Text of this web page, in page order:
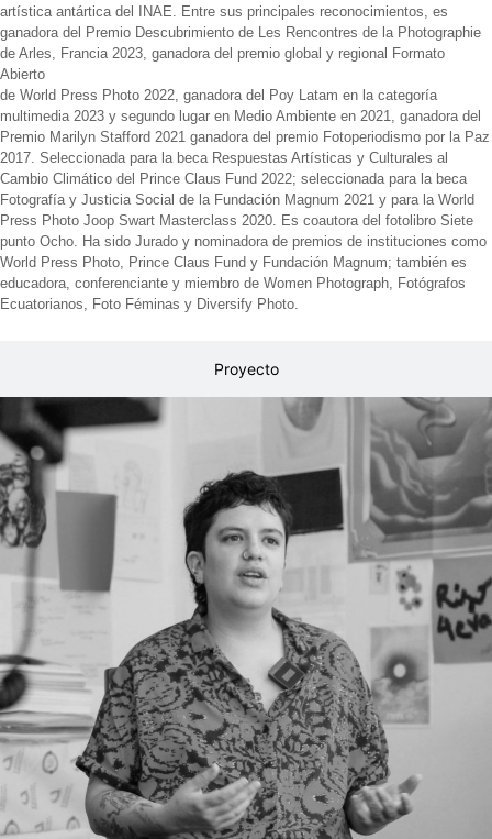
Proyecto
artística antártica del INAE. Entre sus principales reconocimientos, es
ganadora del Premio Descubrimiento de Les Rencontres de la Photographie
de Arles, Francia 2023, ganadora del premio global y regional Formato
Abierto
de World Press Photo 2022, ganadora del Poy Latam en la categoría
multimedia 2023 y segundo lugar en Medio Ambiente en 2021, ganadora del
Premio Marilyn Stafford 2021 ganadora del premio Fotoperiodismo por la Paz
2017. Seleccionada para la beca Respuestas Artísticas y Culturales al
Cambio Climático del Prince Claus Fund 2022; seleccionada para la beca
Fotografía y Justicia Social de la Fundación Magnum 2021 y para la World
Press Photo Joop Swart Masterclass 2020. Es coautora del fotolibro Siete
punto Ocho. Ha sido Jurado y nominadora de premios de instituciones como
World Press Photo, Prince Claus Fund y Fundación Magnum; también es
educadora, conferenciante y miembro de Women Photograph, Fotógrafos
Ecuatorianos, Foto Féminas y Diversify Photo.